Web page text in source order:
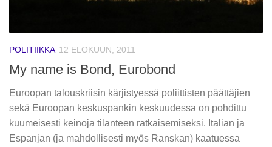
POLITIIKKA 12 ELOKUUN, 2011
My name is Bond, Eurobond
Euroopan talouskriisin kärjistyessä poliittisten päättäjien
sekä Euroopan keskuspankin keskuudessa on pohdittu
kuumeisesti keinoja tilanteen ratkaisemiseksi. Italian ja
Espanjan (ja mahdollisesti myös Ranskan) kaatuessa